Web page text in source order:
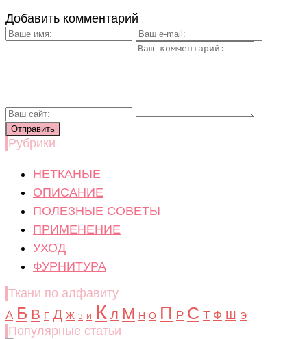
Добавить комментарий
Рубрики
НЕТКАНЫЕ
ОПИСАНИЕ
ПОЛЕЗНЫЕ СОВЕТЫ
ПРИМЕНЕНИЕ
УХОД
ФУРНИТУРА
Ткани по алфавиту
А Б В Г Д Ж З И К Л М Н О П Р С Т Ф Ш Э
Популярные статьи